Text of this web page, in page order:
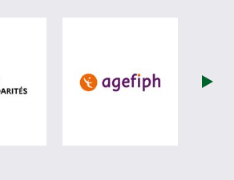
visiter les site de Ministère du travail
visiter les